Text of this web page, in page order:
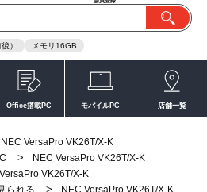
） メモリ16GB
Office搭載PC モバイルPC 店舗一覧
NEC VersaPro VK26T/X-K
>
NEC VersaPro VK26T/X-K
VK26T/X-K
られる >
NEC VersaPro VK26T/X-K